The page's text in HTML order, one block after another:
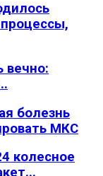
вечно:
болезнь
МКС
колесное